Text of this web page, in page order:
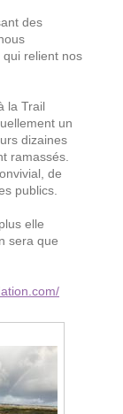
des
relient nos
la Trail
un
dizaines
ramassés.
de
publics.
elle
sera que